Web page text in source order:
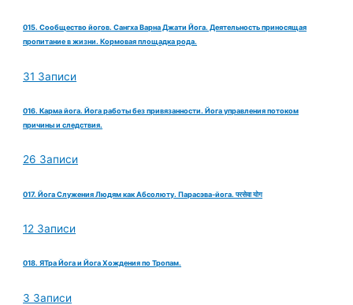
015. Сообщество йогов. Сангха Варна Джати Йога. Деятельность приносящая
пропитание в жизни. Кормовая площадка рода.
31 Записи
016. Карма йога. Йога работы без привязанности. Йога управления потоком
причины и следствия.
26 Записи
017. Йога Служения Людям как Абсолюту. Парасэва-йога. परसेवा योग
12 Записи
018. ЯТра Йога и Йога Хождения по Тропам.
3 Записи